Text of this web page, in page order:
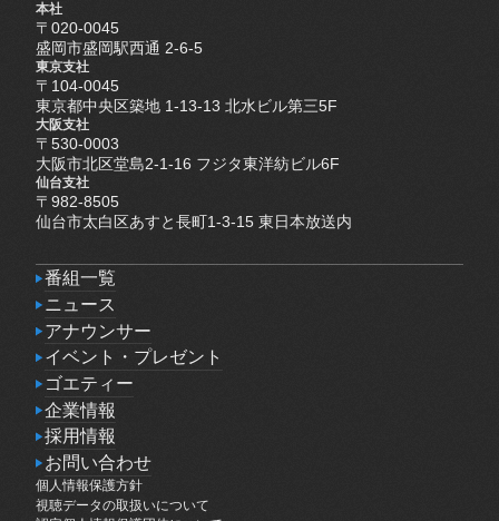
本社
〒020-0045
盛岡市盛岡駅西通 2-6-5
東京支社
〒104-0045
東京都中央区築地 1-13-13 北水ビル第三5F
大阪支社
〒530-0003
大阪市北区堂島2-1-16 フジタ東洋紡ビル6F
仙台支社
〒982-8505
仙台市太白区あすと長町1-3-15 東日本放送内
番組一覧
番組一覧
ニュース
ニュース
アナウンサー
アナウンサー
イベント・プレゼント
イベント・プレゼント
ゴエティー
ゴエティー
企業情報
企業情報
採用情報
採用情報
お問い合わせ
お問い合わせ
個人情報保護方針
個人情報保護方針
視聴データの取扱いについて